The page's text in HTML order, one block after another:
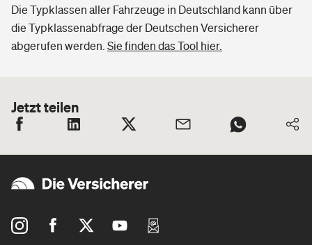
Die Typklassen aller Fahrzeuge in Deutschland kann über
die Typklassenabfrage der Deutschen Versicherer
abgerufen werden. Sie finden das Tool hier.
Jetzt teilen